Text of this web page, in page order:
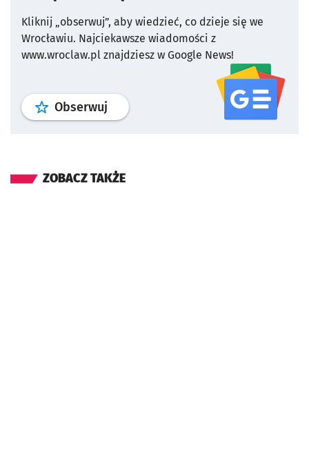
Kliknij „obserwuj”, aby wiedzieć, co dzieje się we
Wrocławiu. Najciekawsze wiadomości z
www.wroclaw.pl znajdziesz w Google News!
Obserwuj profil serwisu
ZOBACZ TAKŻE